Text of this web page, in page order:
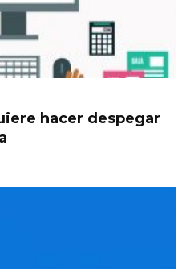
hacer despegar